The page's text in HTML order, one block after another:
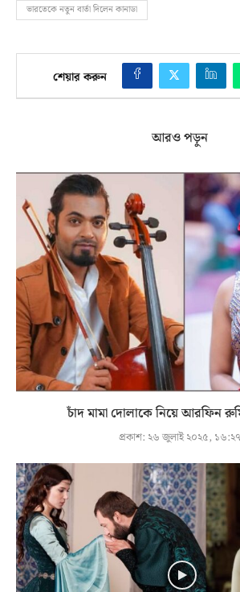
ভারতেকে নতুন বার্তা দিলেন কানাডা
শেয়ার করুন
আরও পড়ুন
চাঁদ মামা দোলাকে নিয়ে আরফিন
প্রকাশ: ২৬ জুলাই ২০২৫, ১৬:২৭